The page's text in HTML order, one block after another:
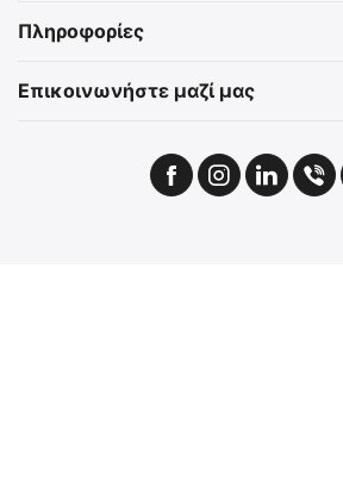
Πληροφορίες
Επικοινωνήστε μαζί μας